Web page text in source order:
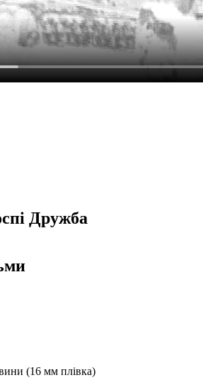
Дружба
(16 мм плівка)